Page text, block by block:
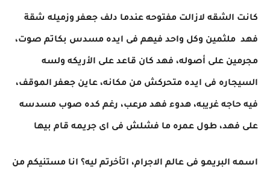
كانت الشقه لازالت مفتوحه عندما دلف جعفر وزميله شقة
فهد ملثمين وكل واحد فيهم فى ايده مسدس بكاتم صوت،
مجرمين على أصوله، فهد كان قاعد على الأريكه ولسه
السيجاره فى ايده متحركش من مكانه، عاين جعفر الموقف،
فيه حاجه غريبه، هدوء فهد مرعب، رغم كده صوب مسدسه
على فهد، طول عمره ما فشلش فى اى جريمه قام بيها
اسمه البريمو فى عالم الاجرام، اتأخرتم ليه؟ انا مستنيكم من